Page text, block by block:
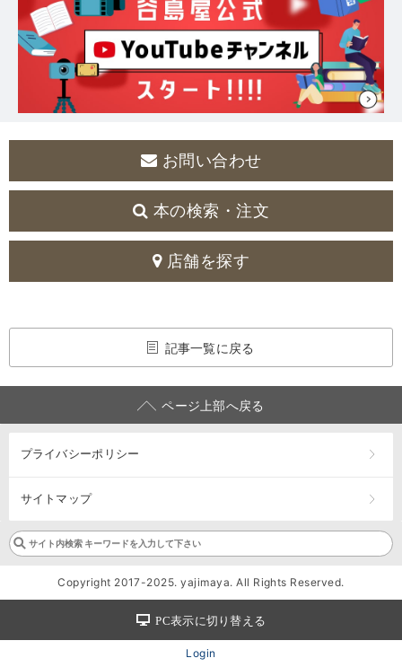
お問い合わせ
本の検索・注文
店舗を探す
記事一覧に戻る
ページ上部へ戻る
プライバシーポリシー
サイトマップ
Copyright 2017-2025. yajimaya. All Rights Reserved.
PC表示に切り替える
Login